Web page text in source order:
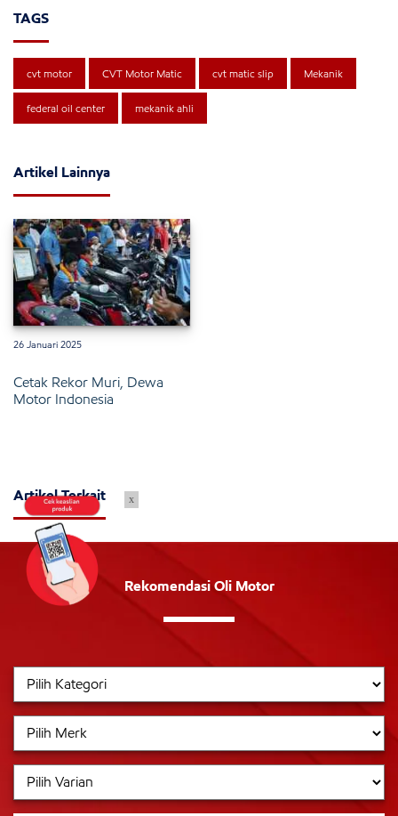
TAGS
cvt motor CVT Motor Matic cvt matic slip Mekanik
federal oil center mekanik ahli
Artikel Lainnya
26 Januari 2025
Cetak Rekor Muri, Dewa
Motor Indonesia
Artikel Terkait
Rekomendasi Oli Motor
x